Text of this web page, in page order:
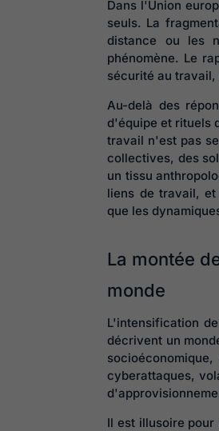
Dans l'Union
seuls. La
distance ou les
phénomène. Le
sécurité au
Au-delà des
d'équipe et rituels
travail n'est pas
collectives, des
un tissu
liens de travail, et
que les
La montée
monde
L'intensification
décrivent un
cyberattaques,
Il est illusoire